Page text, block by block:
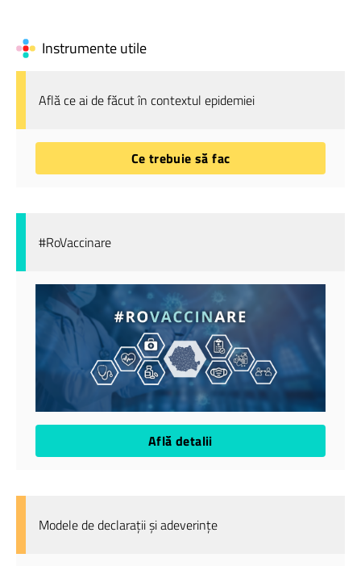
Instrumente utile
Află ce ai de făcut în contextul epidemiei
Ce trebuie să fac
#RoVaccinare
Află detalii
Modele de declarații și adeverințe